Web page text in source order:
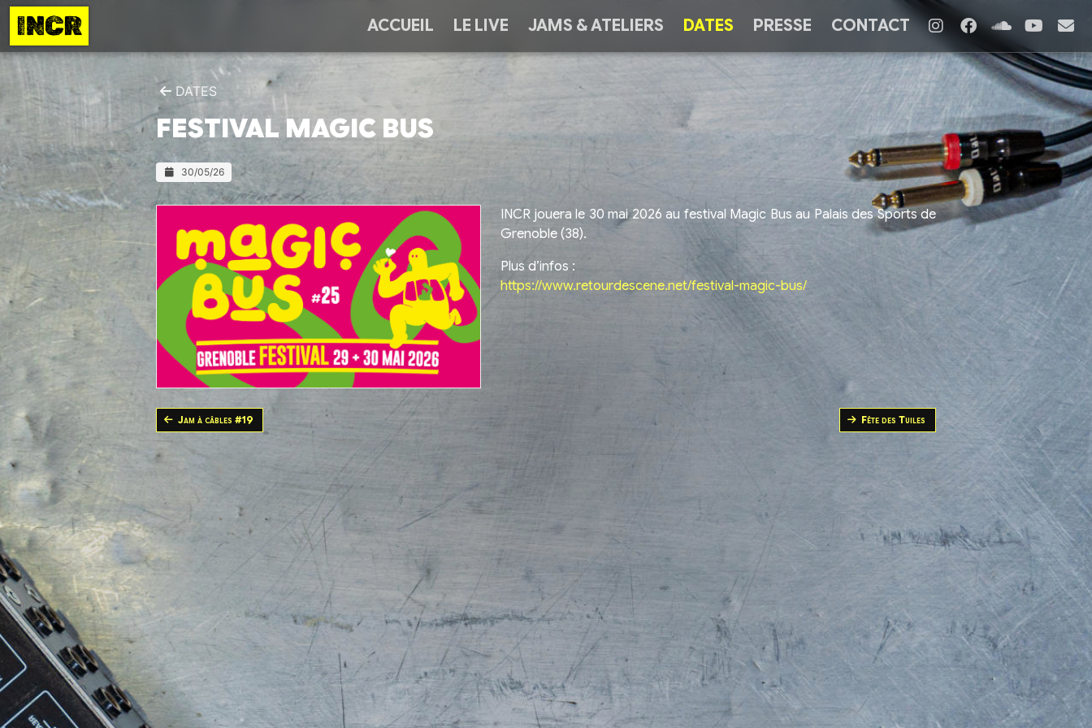
INCR ACCUEIL LE LIVE JAMS & ATELIERS DATES PRESSE CONTACT
DATES
FESTIVAL MAGIC BUS
30/05/26
INCR jouera le 30 mai 2026 au festival Magic Bus au Palais des Sports de
Grenoble (38).
Plus d’infos :
https://www.retourdescene.net/festival-magic-bus/
Jam à câbles #19 Fête des Tuiles